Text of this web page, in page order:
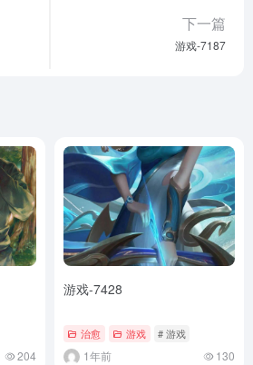
下一篇
游戏-7187
204
游戏-7428
治愈 游戏 # 游戏
1年前 130